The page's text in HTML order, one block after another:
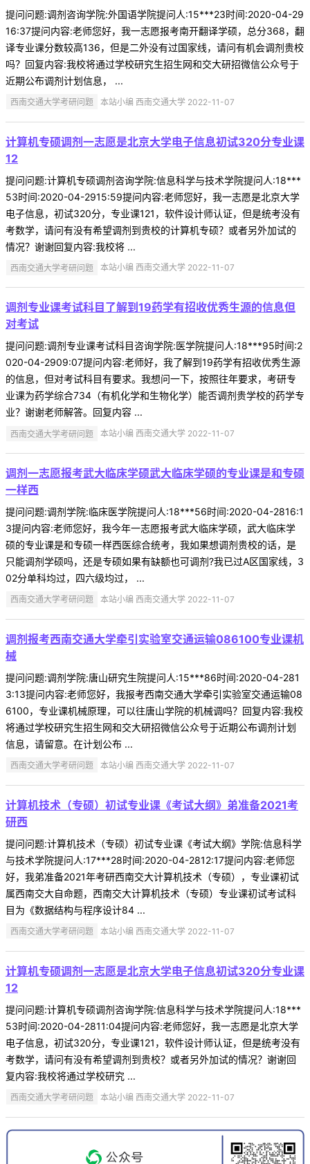
提问问题:调剂咨询学院:外国语学院提问人:15***23时间:2020-04-29
16:37提问内容:老师您好，我一志愿报考南开翻译学硕，总分368，翻
译专业课分数较高136，但是二外没有过国家线，请问有机会调剂贵校
吗？回复内容:我校将通过学校研究生招生网和交大研招微信公众号于
近期公布调剂计划信息， ...
西南交通大学考研问题 本站小编 西南交通大学 2022-11-07
计算机专硕调剂一志愿是北京大学电子信息初试320分专业课
12
提问问题:计算机专硕调剂咨询学院:信息科学与技术学院提问人:18***
53时间:2020-04-2915:59提问内容:老师您好，我一志愿是北京大学
电子信息，初试320分，专业课121，软件设计师认证，但是统考没有
考数学，请问有没有希望调剂到贵校的计算机专硕？或者另外加试的
情况？谢谢回复内容:我校将 ...
西南交通大学考研问题 本站小编 西南交通大学 2022-11-07
调剂专业课考试科目了解到19药学有招收优秀生源的信息但
对考试
提问问题:调剂专业课考试科目咨询学院:医学院提问人:18***95时间:2
020-04-2909:07提问内容:老师好，我了解到19药学有招收优秀生源
的信息，但对考试科目有要求。我想问一下，按照往年要求，考研专
业课为药学综合734（有机化学和生物化学）能否调剂贵学校的药学专
业？谢谢老师解答。回复内容 ...
西南交通大学考研问题 本站小编 西南交通大学 2022-11-07
调剂一志愿报考武大临床学硕武大临床学硕的专业课是和专硕
一样西
提问问题:调剂学院:临床医学院提问人:18***56时间:2020-04-2816:1
3提问内容:老师您好，我今年一志愿报考武大临床学硕，武大临床学
硕的专业课是和专硕一样西医综合统考，我如果想调剂贵校的话，是
只能调剂学硕吗，还是专硕如果有缺额也可调剂?我已过A区国家线，3
02分单科均过，四六级均过， ...
西南交通大学考研问题 本站小编 西南交通大学 2022-11-07
调剂报考西南交通大学牵引实验室交通运输086100专业课机
械
提问问题:调剂学院:唐山研究生院提问人:15***86时间:2020-04-281
3:13提问内容:老师您好，我报考西南交通大学牵引实验室交通运输08
6100，专业课机械原理，可以往唐山学院的机械调吗？回复内容:我校
将通过学校研究生招生网和交大研招微信公众号于近期公布调剂计划
信息，请留意。在计划公布 ...
西南交通大学考研问题 本站小编 西南交通大学 2022-11-07
计算机技术（专硕）初试专业课《考试大纲》弟准备2021考
研西
提问问题:计算机技术（专硕）初试专业课《考试大纲》学院:信息科学
与技术学院提问人:17***28时间:2020-04-2812:17提问内容:老师您
好，我弟准备2021年考研西南交大计算机技术（专硕），专业课初试
属西南交大自命题，西南交大计算机技术（专硕）专业课初试考试科
目为《数据结构与程序设计84 ...
西南交通大学考研问题 本站小编 西南交通大学 2022-11-07
计算机专硕调剂一志愿是北京大学电子信息初试320分专业课
12
提问问题:计算机专硕调剂咨询学院:信息科学与技术学院提问人:18***
53时间:2020-04-2811:04提问内容:老师您好，我一志愿是北京大学
电子信息，初试320分，专业课121，软件设计师认证，但是统考没有
考数学，请问有没有希望调剂到贵校？或者另外加试的情况？谢谢回
复内容:我校将通过学校研究 ...
西南交通大学考研问题 本站小编 西南交通大学 2022-11-07